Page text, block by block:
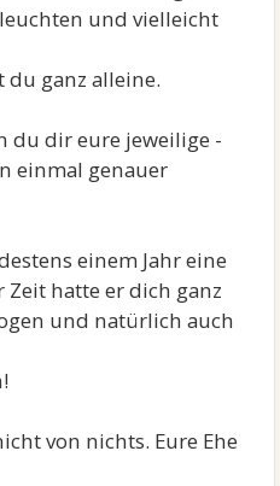
und vielleicht
du ganz alleine.
du dir eure jeweilige -
einmal genauer
einem Jahr eine
hatte er dich ganz
und natürlich auch
von nichts. Eure Ehe